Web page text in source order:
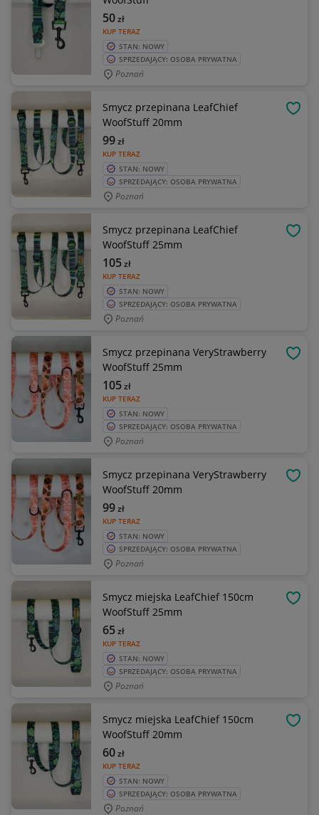
KUP TERAZ
50zł
STAN: NOWY
SPRZEDAJĄCY: OSOBA PRYWATNA
Poznań
Smycz przepinana LeafChief
WoofStuff 20mm
KUP TERAZ
99zł
STAN: NOWY
SPRZEDAJĄCY: OSOBA PRYWATNA
Poznań
Smycz przepinana LeafChief
WoofStuff 25mm
KUP TERAZ
105zł
STAN: NOWY
SPRZEDAJĄCY: OSOBA PRYWATNA
Poznań
Smycz przepinana VeryStrawberry
WoofStuff 25mm
KUP TERAZ
105zł
STAN: NOWY
SPRZEDAJĄCY: OSOBA PRYWATNA
Poznań
Smycz przepinana VeryStrawberry
WoofStuff 20mm
KUP TERAZ
99zł
STAN: NOWY
SPRZEDAJĄCY: OSOBA PRYWATNA
Poznań
Smycz miejska LeafChief 150cm
WoofStuff 25mm
KUP TERAZ
65zł
STAN: NOWY
SPRZEDAJĄCY: OSOBA PRYWATNA
Poznań
Smycz miejska LeafChief 150cm
WoofStuff 20mm
KUP TERAZ
60zł
STAN: NOWY
SPRZEDAJĄCY: OSOBA PRYWATNA
Poznań